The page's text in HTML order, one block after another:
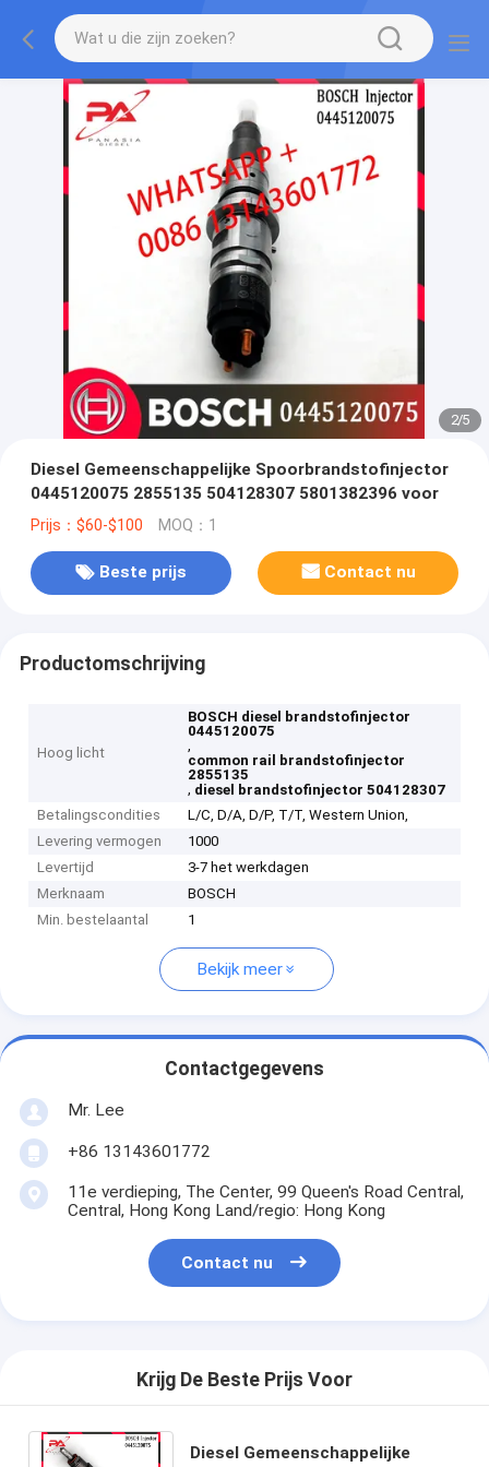
2/5
Diesel Gemeenschappelijke Spoorbrandstofinjector
0445120075 2855135 504128307 5801382396 voor
Prijs：$60-$100 MOQ：1
Beste prijs Contact nu
Productomschrijving
Hoog licht
BOSCH diesel brandstofinjector
0445120075
,
common rail brandstofinjector
2855135
, diesel brandstofinjector 504128307
Betalingscondities
L/C, D/A, D/P, T/T, Western Union,
Levering vermogen
1000
Levertijd
3-7 het werkdagen
Merknaam
BOSCH
Min. bestelaantal
1
Bekijk meer
Contactgegevens
Mr. Lee
+86 13143601772
11e verdieping, The Center, 99 Queen's Road Central,
Central, Hong Kong Land/regio: Hong Kong
Contact nu
Krijg De Beste Prijs Voor
Diesel Gemeenschappelijke